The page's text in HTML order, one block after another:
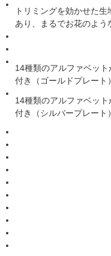
トリミングを効かせた
あり、まるでお花のよう
14種類のアルファベッ
付き（ゴールドプレート）
14種類のアルファベッ
付き（シルバープレート）